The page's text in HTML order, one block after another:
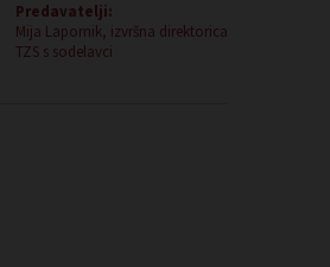
Predavatelji:
Mija Lapornik, izvršna direktorica
TZS s sodelavci